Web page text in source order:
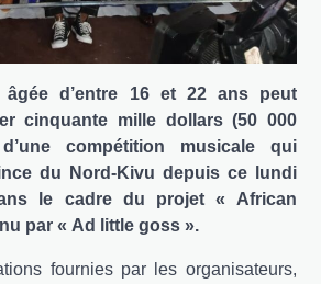
d’entre 16 et 22 ans peut
cinquante mille dollars (50 000
compétition musicale qui
du Nord-Kivu depuis ce lundi
le cadre du projet « African
par « Ad little goss ».
fournies par les organisateurs,